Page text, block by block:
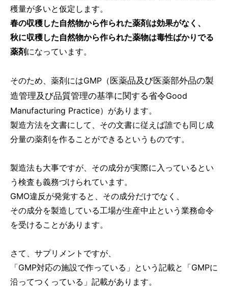
穫量が多いと仮定します。
春の収穫した自然物から作られた薬剤は効果がなく、
秋に収穫した自然物から作られた薬物は毒性ばかりでる
薬剤になっています。
そのため、薬剤にはGMP（医薬品及び医薬部外品の製
造管理及び品質管理の基準に関する省令Good
Manufacturing Practice）があります。
製造方法を文書にして、その文書に従えば誰でも同じ成
分量の薬剤を作ることができるというものです。
製造法も大事ですが、その成分が実際に入っているとい
う検査も義務づけられています。
GMO違反が発覚すると、その成分だけでなく、
その成分を製造している工場が生産中止という業務命令
を受けることがあります。
さて、サプリメントですが、
「GMP対応の施設で作っている」という記載と「GMPに
沿ってつくっている」記載があります。